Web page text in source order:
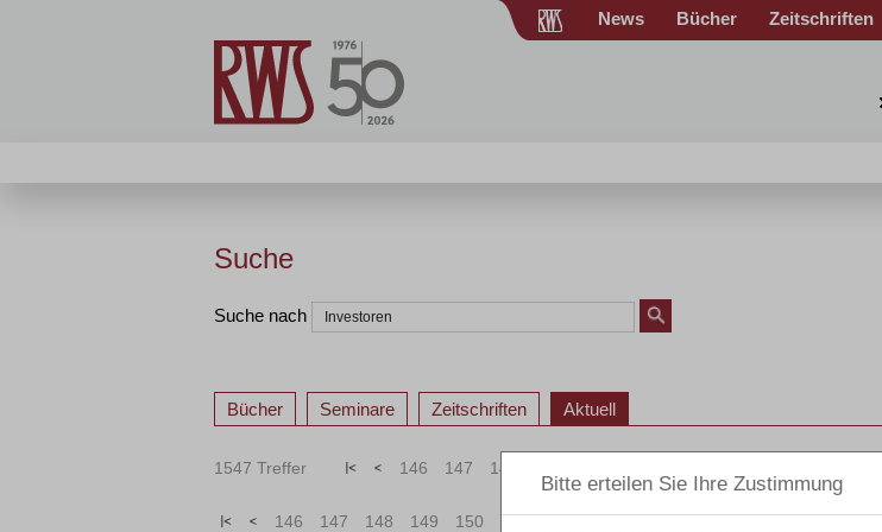
News Bücher Zeitschriften
Suche
Suche nach
Bücher Seminare Zeitschriften Aktuell
1547 Treffer « < 146 147 148
« < 146 147 148 149 150 151 152 153 154 155